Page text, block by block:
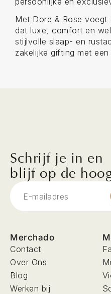
Met Dore & Rose voegt
dat luxe, comfort en
stijlvolle slaap- en
zakelijke gifting met
Schrijf je in en
blijf op de
Merchado
Contact
Over Ons
Blog
Werken bij